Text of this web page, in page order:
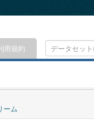
用規約
ーム